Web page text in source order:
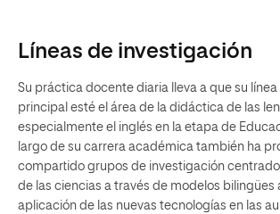
Líneas de investigación
Su práctica docente diaria lleva a que su
principal esté el área de la didáctica de las
especialmente el inglés en la etapa de
largo de su carrera académica también ha
compartido grupos de investigación
de las ciencias a través de modelos bilingües
aplicación de las nuevas tecnologías en las